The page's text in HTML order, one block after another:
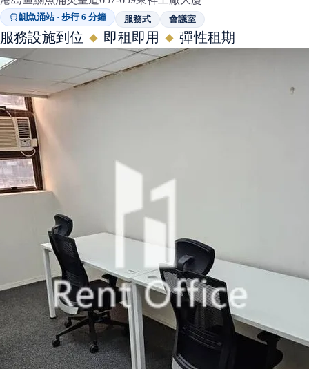
鰂魚涌站 · 步行 6 分鐘 服務式 會議室
服務設施到位 ◆ 即租即用 ◆ 彈性租期